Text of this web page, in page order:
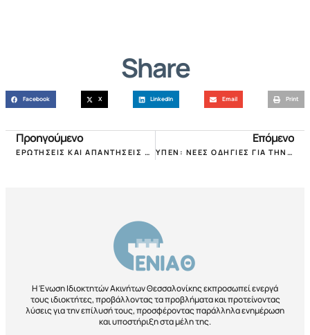
Share
Facebook X LinkedIn Email Print
Προηγούμενο
ΕΡΩΤΗΣΕΙΣ ΚΑΙ ΑΠΑΝΤΗΣΕΙΣ ΓΙΑ ΤΟ ΕΠΙΔΟΜΑ ΘΕΡΜΑΝΣΗΣ 2020-2021!
Επόμενο
ΥΠΕΝ: ΝΕΕΣ ΟΔΗΓΙΕΣ ΓΙΑ ΤΗΝ ΕΦΑΡΜΟΓΗ ΤΗΣ ΔΑΣΙΚΗΣ ΝΟΜΟΘΕΣΙΑΣ ΚΑΙ ΤΑ ΙΔΙΟΚΤΗΣΙΑΚΑ ΔΙΚΑΙΩΜΑΤΑ!
Η Ένωση Ιδιοκτητών Ακινήτων Θεσσαλονίκης εκπροσωπεί ενεργά
τους ιδιοκτήτες, προβάλλοντας τα προβλήματα και προτείνοντας
λύσεις για την επίλυσή τους, προσφέροντας παράλληλα ενημέρωση
και υποστήριξη στα μέλη της.